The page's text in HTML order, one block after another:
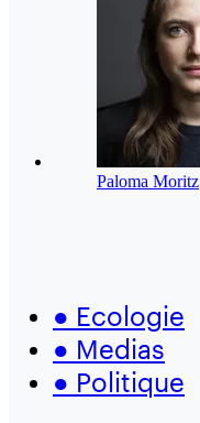
Paloma Moritz
● Ecologie
● Medias
● Politique